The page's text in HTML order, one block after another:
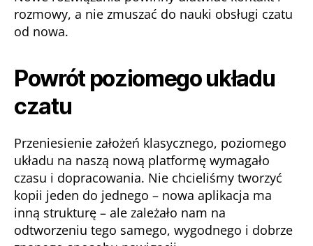
rozmowy, a nie zmuszać do nauki obsługi czatu
od nowa.
Powrót poziomego układu
czatu
Przeniesienie założeń klasycznego, poziomego
układu na naszą nową platformę wymagało
czasu i dopracowania. Nie chcieliśmy tworzyć
kopii jeden do jednego – nowa aplikacja ma
inną strukturę – ale zależało nam na
odtworzeniu tego samego, wygodnego i dobrze